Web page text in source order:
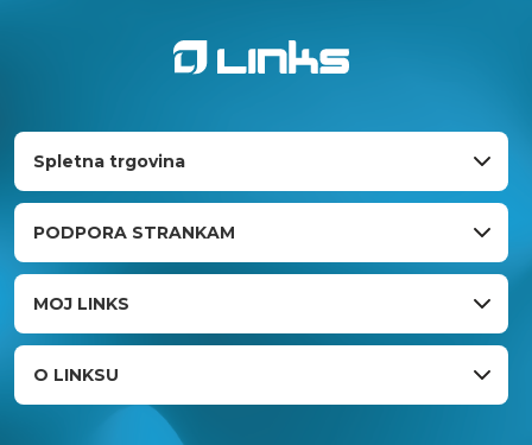
Spletna trgovina
PODPORA STRANKAM
MOJ LINKS
O LINKSU